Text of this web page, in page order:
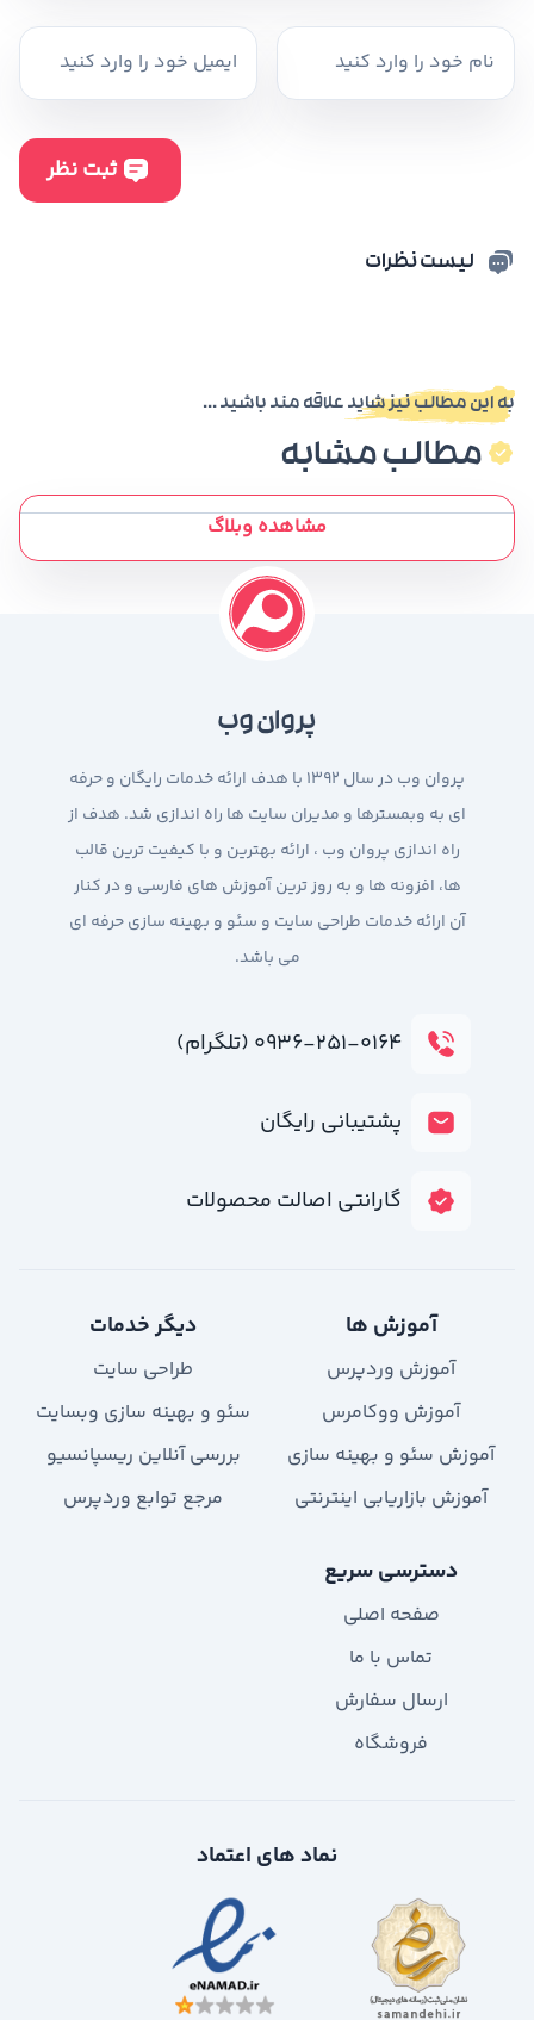
لیست نظرات
به این مطالب نیز شاید علاقه مند باشید ...
مطالب مشابه
مشاهده وبلاگ
پروان وب
پروان وب در سال 1392 با هدف ارائه خدمات رایگان و حرفه
ای به وبمسترها و مدیران سایت ها راه اندازی شد. هدف از
راه اندازی پروان وب ، ارائه بهترین و با کیفیت ترین قالب
ها، افزونه ها و به روز ترین آموزش های فارسی و در کنار
آن ارائه خدمات طراحی سایت و سئو و بهینه سازی حرفه ای
می باشد.
۰۹۳۶-۲۵۱-۰۱۶۴ (تلگرام)
پشتیبانی رایگان
گارانتی اصالت محصولات
آموزش ها
آموزش وردپرس
آموزش ووکامرس
آموزش سئو و بهینه سازی
آموزش بازاریابی اینترنتی
دیگر خدمات
طراحی سایت
سئو و بهینه سازی وبسایت
بررسی آنلاین ریسپانسیو
مرجع توابع وردپرس
دسترسی سریع
صفحه اصلی
تماس با ما
ارسال سفارش
فروشگاه
نماد های اعتماد